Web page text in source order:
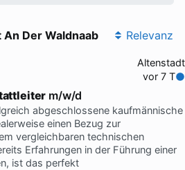
Der Waldnaab Relevanz
Altenstadt
vor 7 T
m/w/d
abgeschlossene kaufmännische
einen Bezug zur
vergleichbaren technischen
Erfahrungen in der Führung einer
ist das perfekt